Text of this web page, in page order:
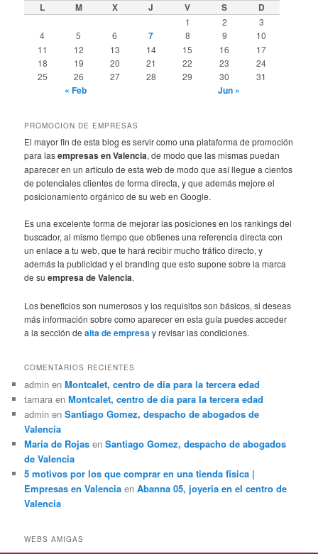
L M X J V S D
1 2
3
4
5 6 7 8 9
10
11
12 13 14 15 16
17
18
19 20 21 22 23
24
25
26 27 28 29 30 31
« Feb Jun »
PROMOCION DE EMPRESAS
El mayor fin de esta blog es servir como una plataforma de promoción
para lasempresas en Valencia, de modo que las mismas puedan
aparecer en un artículo de esta web de modo que así llegue a cientos
de potenciales clientes de forma directa, y que además mejore el
posicionamiento orgánico de su web en Google.
Es una excelente forma de mejorar las posiciones en los rankings del
buscador, al mismo tiempo que obtienes una referencia directa con
un enlace a tu web, que te hará recibir mucho tráfico directo, y
además la publicidad y el branding que esto supone sobre la marca
de suempresa de Valencia.
Los beneficios son numerosos y los requisitos son básicos, si deseas
más información sobre como aparecer en esta guía puedes acceder
a la sección dealta de empresay revisar las condiciones.
COMENTARIOS RECIENTES
admin enMontcalet, centro de día para la tercera edad
tamara enMontcalet, centro de día para la tercera edad
admin enSantiago Gomez, despacho de abogados de
Valencia
Maria de Rojas enSantiago Gomez, despacho de abogados
de Valencia
5 motivos por los que comprar en una tienda fisica |
Empresas en Valencia enAbanna 05, joyeria en el centro de
Valencia
WEBS AMIGAS